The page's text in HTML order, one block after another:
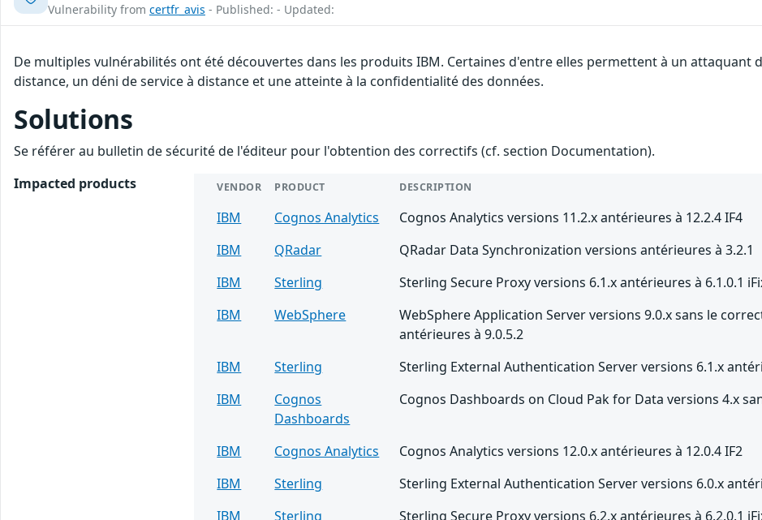
Vulnerability from certfr_avis - Published: - Updated:
De multiples vulnérabilités ont été découvertes dans les produits IBM. Certaines d'entre elles permettent à un attaquant
distance, un déni de service à distance et une atteinte à la confidentialité des données.
Solutions
Se référer au bulletin de sécurité de l'éditeur pour l'obtention des correctifs (cf. section Documentation).
Impacted products
VENDOR PRODUCT DESCRIPTION
IBM Cognos Analytics
Cognos Analytics versions 11.2.x antérieures à 12.2.4 IF4
IBM
QRadar
QRadar Data Synchronization versions antérieures à 3.2.1
IBM
Sterling
Sterling Secure Proxy versions 6.1.x antérieures à 6.1.0.1
IBM
WebSphere
WebSphere Application Server versions 9.0.x sans le
antérieures à 9.0.5.2
IBM
Sterling
Sterling External Authentication Server versions 6.1.x
IBM
Cognos
Dashboards
Cognos Dashboards on Cloud Pak for Data versions 4.x
IBM Cognos Analytics
Cognos Analytics versions 12.0.x antérieures à 12.0.4 IF2
IBM
Sterling
Sterling External Authentication Server versions 6.0.x
IBM
Sterling Sterling Secure Proxy versions 6.2.x antérieures à 6.2.0.1